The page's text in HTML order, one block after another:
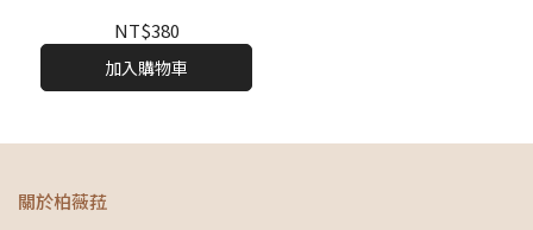
NT$380
加入購物車
關於柏薇菈